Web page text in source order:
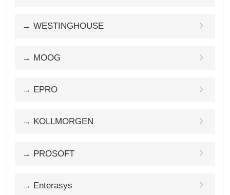
→ WESTINGHOUSE
→ MOOG
→ EPRO
→ KOLLMORGEN
→ PROSOFT
→ Enterasys